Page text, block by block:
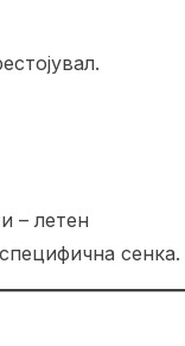
– летен
сенка.